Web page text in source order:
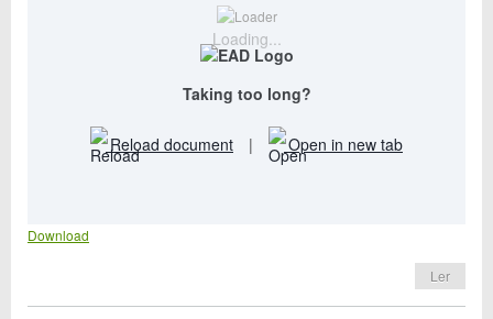
Loading...
Taking too long?
Reload document | Open in new tab
Download
Ler